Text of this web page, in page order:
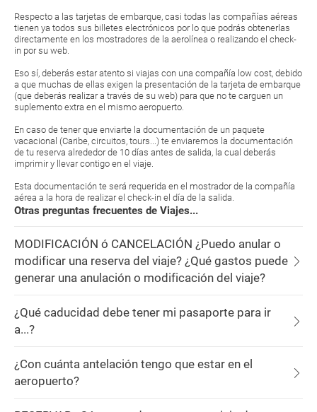
Respecto a las tarjetas de embarque, casi todas las compañías aéreas
tienen ya todos sus billetes electrónicos por lo que podrás obtenerlas
directamente en los mostradores de la aerolínea o realizando el check-
in por su web.
Eso sí, deberás estar atento si viajas con una compañía low cost, debido
a que muchas de ellas exigen la presentación de la tarjeta de embarque
(que deberás realizar a través de su web) para que no te carguen un
suplemento extra en el mismo aeropuerto.
En caso de tener que enviarte la documentación de un paquete
vacacional (Caribe, circuitos, tours...) te enviaremos la documentación
de tu reserva alrededor de 10 días antes de salida, la cual deberás
imprimir y llevar contigo en el viaje.
Esta documentación te será requerida en el mostrador de la compañía
aérea a la hora de realizar el check-in el día de la salida.
Otras preguntas frecuentes de Viajes...
MODIFICACIÓN ó CANCELACIÓN ¿Puedo anular o
modificar una reserva del viaje? ¿Qué gastos puede
generar una anulación o modificación del viaje?
¿Qué caducidad debe tener mi pasaporte para ir
a...?
¿Con cuánta antelación tengo que estar en el
aeropuerto?